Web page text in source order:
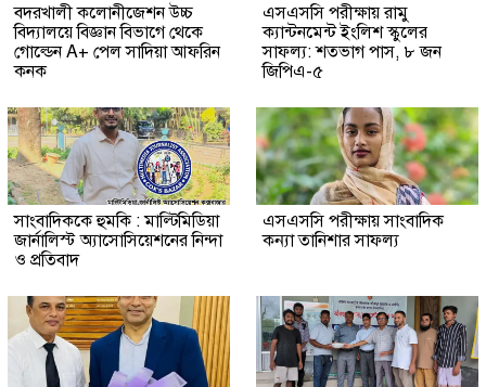
বদরখালী কলোনীজেশন উচ্চ
বিদ্যালয়ে বিজ্ঞান বিভাগে থেকে
গোল্ডেন A+ পেল সাদিয়া আফরিন
কনক
‎এসএসসি পরীক্ষায় রামু
ক্যান্টনমেন্ট ইংলিশ স্কুলের
সাফল্য: শতভাগ পাস, ৮ জন
জিপিএ-৫ ‎
সাংবাদিককে হুমকি : মাল্টিমিডিয়া
জার্নালিস্ট অ্যাসোসিয়েশনের নিন্দা
ও প্রতিবাদ
এসএসসি পরীক্ষায় সাংবাদিক
কন্যা তানিশার সাফল্য